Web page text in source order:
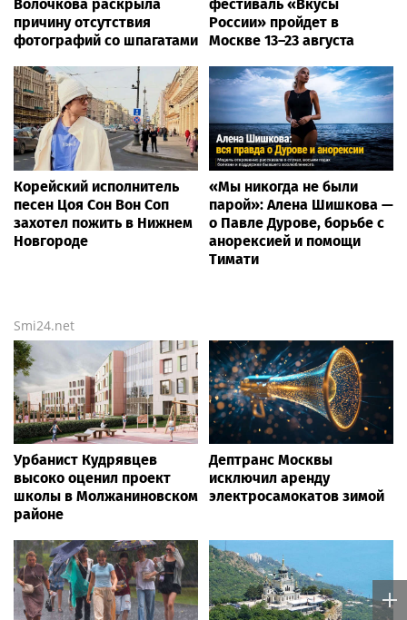
Винус Уильямс проиграла
Камилле Рахимовой на
турнире WTA 1000
Рублёв сенсационно
проиграл 281-й ракетке
во втором круге
«Мастерса» в Монреале
Шараповой
турнира WTA
Poisk-music.ru
"Организм начал сдавать":
Волочкова раскрыла
причину отсутствия
фотографий со шпагатами
Сергунина: Пятый
фестиваль «Вкусы
России» пройдет в
Москве 13–23 августа